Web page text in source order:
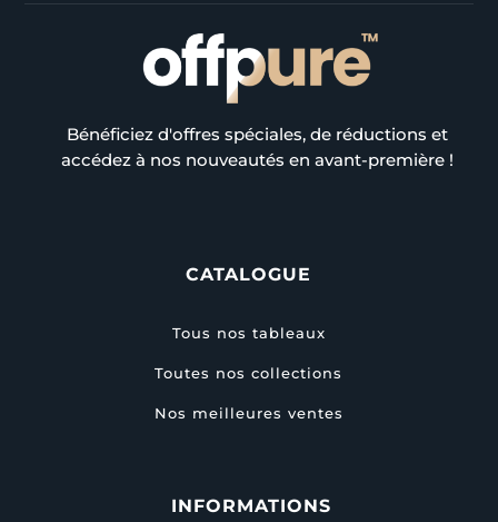
Bénéficiez d'offres spéciales, de réductions et
accédez à nos nouveautés en avant-première !
CATALOGUE
Tous nos tableaux
Toutes nos collections
Nos meilleures ventes
INFORMATIONS